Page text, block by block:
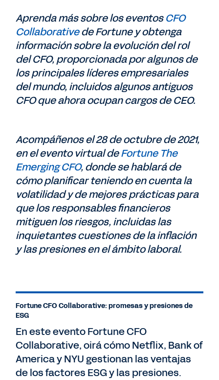
Aprenda más sobre los eventosCFO
Collaborativede Fortune y obtenga
información sobre la evolución del rol
del CFO, proporcionada por algunos de
los principales líderes empresariales
del mundo, incluidos algunos antiguos
CFO que ahora ocupan cargos de CEO.
Acompáñenos el 28 de octubre de 2021,
en el evento virtual deFortune The
Emerging CFO, donde se hablará de
cómo planificar teniendo en cuenta la
volatilidad y de mejores prácticas para
que los responsables financieros
mitiguen los riesgos, incluidas las
inquietantes cuestiones de la inflación
y las presiones en el ámbito laboral.
Fortune CFO Collaborative: promesas y presiones de
ESG
En este evento Fortune CFO
Collaborative, oirá cómo Netflix, Bank of
America y NYU gestionan las ventajas
de los factores ESG y las presiones.